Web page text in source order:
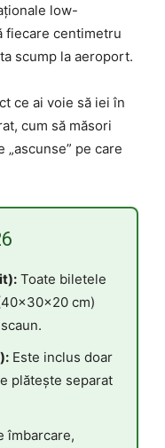
low-
fiecare centimetru
scump la aeroport.
ce ai voie să iei în
cum să măsori
pe care
Toate biletele
cm)
Este inclus doar
plătește separat
îmbarcare,